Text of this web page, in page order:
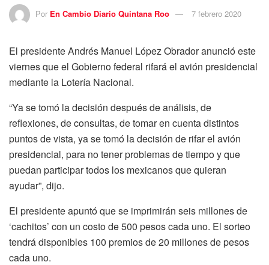
Por En Cambio Diario Quintana Roo 7 febrero 2020
El presidente Andrés Manuel López Obrador anunció este
viernes que el Gobierno federal rifará el avión presidencial
mediante la Lotería Nacional.
“Ya se tomó la decisión después de análisis, de
reflexiones, de consultas, de tomar en cuenta distintos
puntos de vista, ya se tomó la decisión de rifar el avión
presidencial, para no tener problemas de tiempo y que
puedan participar todos los mexicanos que quieran
ayudar”, dijo.
El presidente apuntó que se imprimirán seis millones de
‘cachitos’ con un costo de 500 pesos cada uno. El sorteo
tendrá disponibles 100 premios de 20 millones de pesos
cada uno.